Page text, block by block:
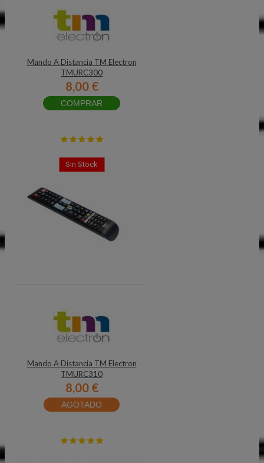
Mando A Distancia TM Electron
TMURC300
8,00 €
COMPRAR
Sin Stock
Mando A Distancia TM Electron
TMURC310
8,00 €
AGOTADO